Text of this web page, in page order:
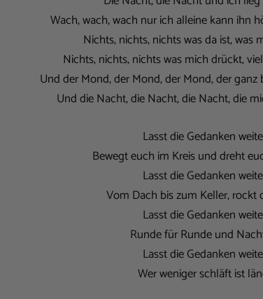
Wach, wach, wach nur ich alleine kann ihn
Nichts, nichts, nichts was da ist, was
Nichts, nichts, nichts was mich drückt,
Und der Mond, der Mond, der Mond, der
Und die Nacht, die Nacht, die Nacht, die
Lasst die Gedanken
Bewegt euch im Kreis und dreht
Lasst die Gedanken
Vom Dach bis zum Keller, rockt
Lasst die Gedanken
Runde für Runde und
Lasst die Gedanken
Wer weniger schläft ist